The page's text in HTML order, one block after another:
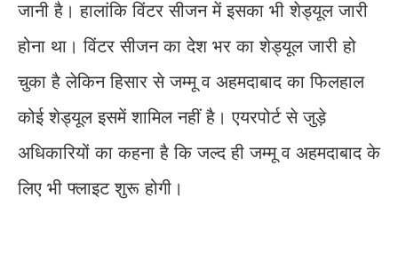
जानी है। हालांकि विंटर सीजन में इसका भी शेड्यूल जारी
होना था। विंटर सीजन का देश भर का शेड्यूल जारी हो
चुका है लेकिन हिसार से जम्मू व अहमदाबाद का फिलहाल
कोई शेड्यूल इसमें शामिल नहीं है। एयरपोर्ट से जुड़े
अधिकारियों का कहना है कि जल्द ही जम्मू व अहमदाबाद के
लिए भी फ्लाइट शुरू होगी।